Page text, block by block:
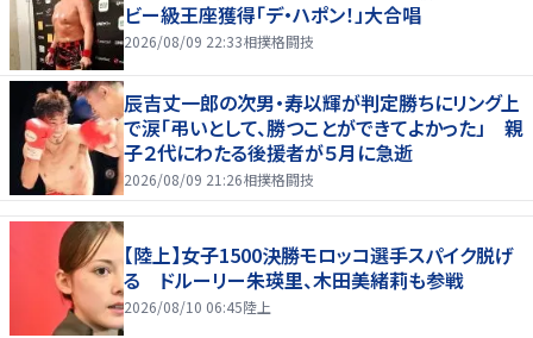
ビー級王座獲得「デ・ハポン！」大合唱
2026/08/09 22:33相撲格闘技
辰吉丈一郎の次男・寿以輝が判定勝ちにリング上
で涙「弔いとして、勝つことができてよかった」 親
子２代にわたる後援者が５月に急逝
2026/08/09 21:26相撲格闘技
【陸上】女子1500決勝モロッコ選手スパイク脱げ
る ドルーリー朱瑛里、木田美緒莉も参戦
2026/08/10 06:45陸上